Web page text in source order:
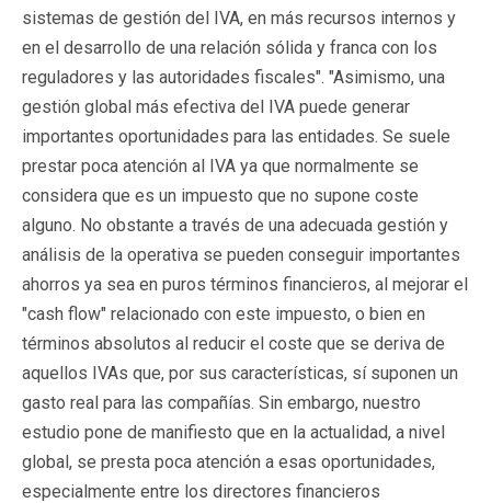
sistemas de gestión del IVA, en más recursos internos y
en el desarrollo de una relación sólida y franca con los
reguladores y las autoridades fiscales". "Asimismo, una
gestión global más efectiva del IVA puede generar
importantes oportunidades para las entidades. Se suele
prestar poca atención al IVA ya que normalmente se
considera que es un impuesto que no supone coste
alguno. No obstante a través de una adecuada gestión y
análisis de la operativa se pueden conseguir importantes
ahorros ya sea en puros términos financieros, al mejorar el
"cash flow" relacionado con este impuesto, o bien en
términos absolutos al reducir el coste que se deriva de
aquellos IVAs que, por sus características, sí suponen un
gasto real para las compañías. Sin embargo, nuestro
estudio pone de manifiesto que en la actualidad, a nivel
global, se presta poca atención a esas oportunidades,
especialmente entre los directores financieros